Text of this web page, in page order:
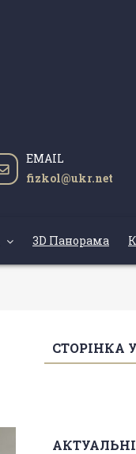
EMAIL
fizkol@ukr.net
3D Панорама
СТОРІНКА У